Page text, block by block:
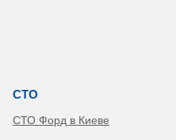
СТО
СТО Форд в Киеве